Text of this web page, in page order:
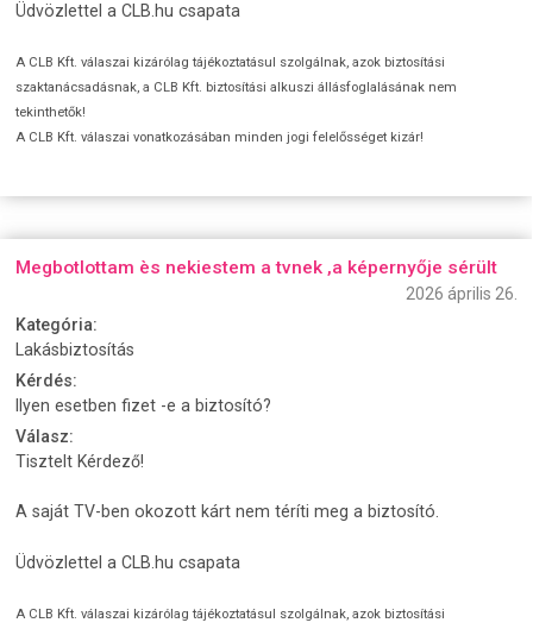
Üdvözlettel a CLB.hu csapata
A CLB Kft. válaszai kizárólag tájékoztatásul szolgálnak, azok biztosítási
szaktanácsadásnak, a CLB Kft. biztosítási alkuszi állásfoglalásának nem
tekinthetők!
A CLB Kft. válaszai vonatkozásában minden jogi felelősséget kizár!
Megbotlottam ès nekiestem a tvnek ,a képernyője sérült
2026 április 26.
Kategória:
Lakásbiztosítás
Kérdés:
Ilyen esetben fizet -e a biztosító?
Válasz:
Tisztelt Kérdező!
A saját TV-ben okozott kárt nem téríti meg a biztosító.
Üdvözlettel a CLB.hu csapata
A CLB Kft. válaszai kizárólag tájékoztatásul szolgálnak, azok biztosítási